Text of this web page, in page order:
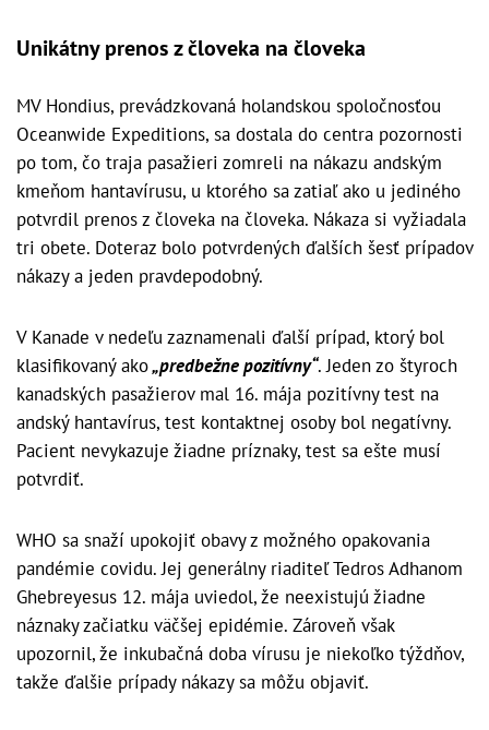
Unikátny prenos z človeka na človeka
MV Hondius, prevádzkovaná holandskou spoločnosťou
Oceanwide Expeditions, sa dostala do centra pozornosti
po tom, čo traja pasažieri zomreli na nákazu andským
kmeňom hantavírusu, u ktorého sa zatiaľ ako u jediného
potvrdil prenos z človeka na človeka. Nákaza si vyžiadala
tri obete. Doteraz bolo potvrdených ďalších šesť prípadov
nákazy a jeden pravdepodobný.
V Kanade v nedeľu zaznamenali ďalší prípad, ktorý bol
klasifikovaný ako„predbežne pozitívny“. Jeden zo štyroch
kanadských pasažierov mal 16. mája pozitívny test na
andský hantavírus, test kontaktnej osoby bol negatívny.
Pacient nevykazuje žiadne príznaky, test sa ešte musí
potvrdiť.
WHO sa snaží upokojiť obavy z možného opakovania
pandémie covidu. Jej generálny riaditeľ Tedros Adhanom
Ghebreyesus 12. mája uviedol, že neexistujú žiadne
náznaky začiatku väčšej epidémie. Zároveň však
upozornil, že inkubačná doba vírusu je niekoľko týždňov,
takže ďalšie prípady nákazy sa môžu objaviť.